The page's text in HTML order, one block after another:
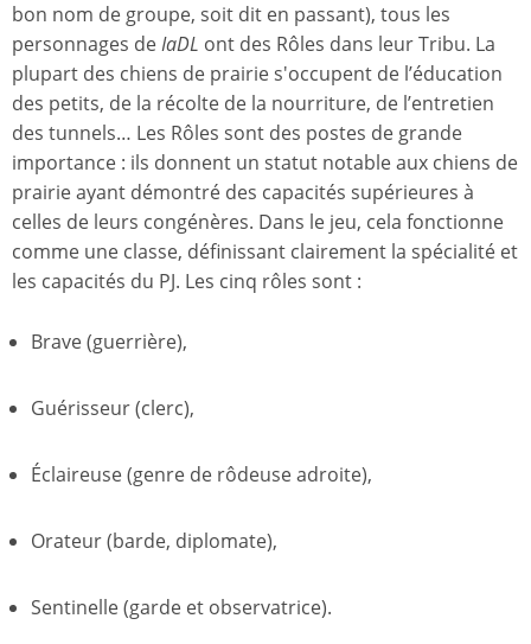
bon nom de groupe, soit dit en passant), tous les
personnages deIaDL ont des Rôles dans leur Tribu. La
plupart des chiens de prairie s'occupent de l’éducation
des petits, de la récolte de la nourriture, de l’entretien
des tunnels… Les Rôles sont des postes de grande
importance : ils donnent un statut notable aux chiens de
prairie ayant démontré des capacités supérieures à
celles de leurs congénères. Dans le jeu, cela fonctionne
comme une classe, définissant clairement la spécialité et
les capacités du PJ. Les cinq rôles sont :
Brave (guerrière),
Guérisseur (clerc),
Éclaireuse (genre de rôdeuse adroite),
Orateur (barde, diplomate),
Sentinelle (garde et observatrice).